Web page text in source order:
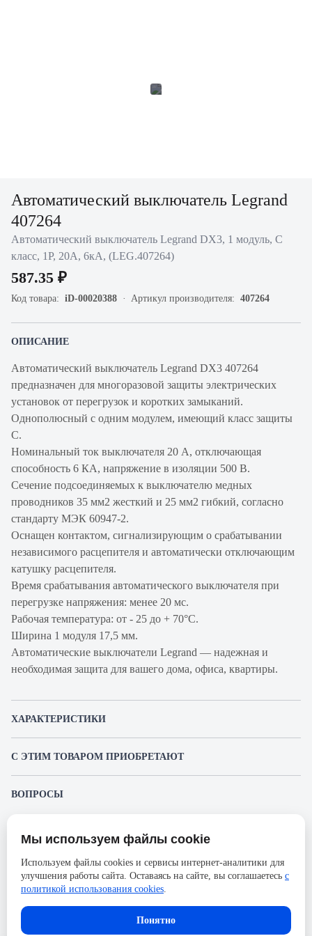
В корзину
Автоматический выключатель Legrand
407264
Автоматический выключатель Legrand DX3, 1 модуль, C
класс, 1P, 20А, 6кА, (LEG.407264)
587.35 ₽
Код товара: iD-00020388 Артикул производителя: 407264
ОПИСАНИЕ
Автоматический выключатель Legrand DX3 407264
предназначен для многоразовой защиты электрических
установок от перегрузок и коротких замыканий.
Однополюсный с одним модулем, имеющий класс защиты
С.
Номинальный ток выключателя 20 А, отключающая
способность 6 КА, напряжение в изоляции 500 В.
Сечение подсоединяемых к выключателю медных
проводников 35 мм2 жесткий и 25 мм2 гибкий, согласно
стандарту МЭК 60947-2.
Оснащен контактом, сигнализирующим о срабатывании
независимого расцепителя и автоматически отключающим
катушку расцепителя.
Время срабатывания автоматического выключателя при
перегрузке напряжения: менее 20 мс.
Рабочая температура: от - 25 до + 70°С.
Ширина 1 модуля 17,5 мм.
Автоматические выключатели Legrand — надежная и
необходимая защита для вашего дома, офиса, квартиры.
ХАРАКТЕРИСТИКИ
Напряжение, В
400
С ЭТИМ ТОВАРОМ ПРИОБРЕТАЮТ
ВОПРОСЫ
Пожалуйста, авторизуйтесь, чтобы иметь
возможность оставлять вопросы.
Представленные изображения и характеристики могут отличаться от реального
без предварительного уведомления. Компания АйДистрибьют не несёт
ответственности в случае не соответствия текущей модели товаров фотографиям,
размещённым в карточке товара.
Мы используем файлы cookie
Используем файлы cookies и сервисы интернет-аналитики для
улучшения работы сайта. Оставаясь на сайте, вы соглашаетесь с
политикой использования cookies.
Понятно